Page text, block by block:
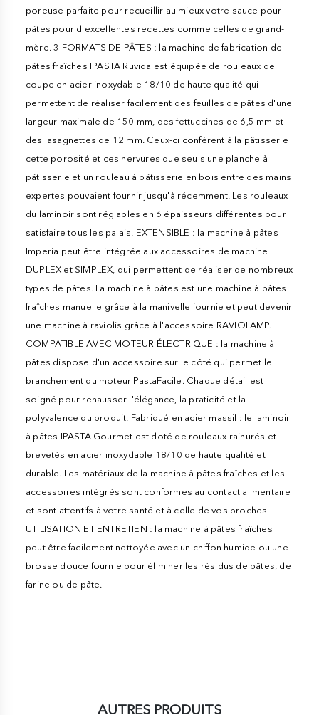
poreuse parfaite pour recueillir au mieux votre sauce pour
pâtes pour d'excellentes recettes comme celles de grand-
mère. 3 FORMATS DE PÂTES : la machine de fabrication de
pâtes fraîches IPASTA Ruvida est équipée de rouleaux de
coupe en acier inoxydable 18/10 de haute qualité qui
permettent de réaliser facilement des feuilles de pâtes d'une
largeur maximale de 150 mm, des fettuccines de 6,5 mm et
des lasagnettes de 12 mm. Ceux-ci confèrent à la pâtisserie
cette porosité et ces nervures que seuls une planche à
pâtisserie et un rouleau à pâtisserie en bois entre des mains
expertes pouvaient fournir jusqu'à récemment. Les rouleaux
du laminoir sont réglables en 6 épaisseurs différentes pour
satisfaire tous les palais. EXTENSIBLE : la machine à pâtes
Imperia peut être intégrée aux accessoires de machine
DUPLEX et SIMPLEX, qui permettent de réaliser de nombreux
types de pâtes. La machine à pâtes est une machine à pâtes
fraîches manuelle grâce à la manivelle fournie et peut devenir
une machine à raviolis grâce à l'accessoire RAVIOLAMP.
COMPATIBLE AVEC MOTEUR ÉLECTRIQUE : la machine à
pâtes dispose d'un accessoire sur le côté qui permet le
branchement du moteur PastaFacile. Chaque détail est
soigné pour rehausser l'élégance, la praticité et la
polyvalence du produit. Fabriqué en acier massif : le laminoir
à pâtes IPASTA Gourmet est doté de rouleaux rainurés et
brevetés en acier inoxydable 18/10 de haute qualité et
durable. Les matériaux de la machine à pâtes fraîches et les
accessoires intégrés sont conformes au contact alimentaire
et sont attentifs à votre santé et à celle de vos proches.
UTILISATION ET ENTRETIEN : la machine à pâtes fraîches
peut être facilement nettoyée avec un chiffon humide ou une
brosse douce fournie pour éliminer les résidus de pâtes, de
farine ou de pâte.
AUTRES PRODUITS